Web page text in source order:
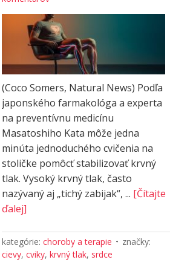
(Coco Somers, Natural News) Podľa
japonského farmakológa a experta
na preventívnu medicínu
Masatoshiho Kata môže jedna
minúta jednoduchého cvičenia na
stoličke pomôcť stabilizovať krvný
tlak. Vysoký krvný tlak, často
nazývaný aj „tichý zabijak“, ... [Čítajte
ďalej]
kategórie: choroby a terapie
značky:
cievy, cviky, krvný tlak, srdce